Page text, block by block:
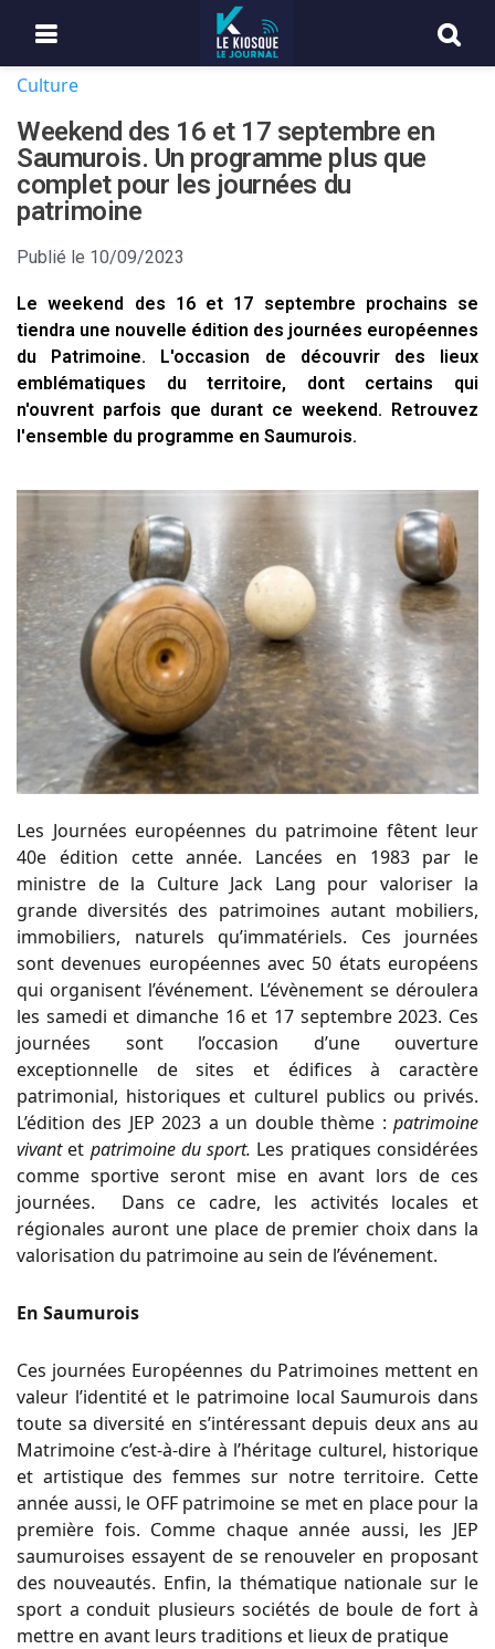
Culture
Weekend des 16 et 17 septembre en
Saumurois. Un programme plus que
complet pour les journées du
patrimoine
Publié le 10/09/2023
Le weekend des 16 et 17 septembre prochains se
tiendra une nouvelle édition des journées européennes
du Patrimoine. L'occasion de découvrir des lieux
emblématiques du territoire, dont certains qui
n'ouvrent parfois que durant ce weekend. Retrouvez
l'ensemble du programme en Saumurois.
Les Journées européennes du patrimoine fêtent leur
40e édition cette année. Lancées en 1983 par le
ministre de la Culture Jack Lang pour valoriser la
grande diversités des patrimoines autant mobiliers,
immobiliers, naturels qu’immatériels. Ces journées
sont devenues européennes avec 50 états européens
qui organisent l’événement. L’évènement se déroulera
les samedi et dimanche 16 et 17 septembre 2023. Ces
journées sont l’occasion d’une ouverture
exceptionnelle de sites et édifices à caractère
patrimonial, historiques et culturel publics ou privés.
L’édition des JEP 2023 a un double thème : patrimoine
vivantet patrimoine du sport. Les pratiques considérées
comme sportive seront mise en avant lors de ces
journées. Dans ce cadre, les activités locales et
régionales auront une place de premier choix dans la
valorisation du patrimoine au sein de l’événement.
En Saumurois
Ces journées Européennes du Patrimoines mettent en
valeur l’identité et le patrimoine local Saumurois dans
toute sa diversité en s’intéressant depuis deux ans au
Matrimoine c’est-à-dire à l’héritage culturel, historique
et artistique des femmes sur notre territoire. Cette
année aussi, le OFF patrimoine se met en place pour la
première fois. Comme chaque année aussi, les JEP
saumuroises essayent de se renouveler en proposant
des nouveautés. Enfin, la thématique nationale sur le
sport a conduit plusieurs sociétés de boule de fort à
mettre en avant leurs traditions et lieux de pratique